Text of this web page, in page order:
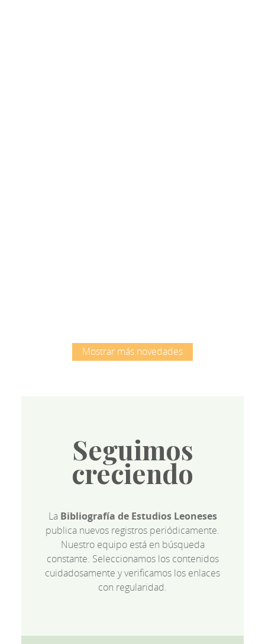
Mostrar más novedades
Seguimos
creciendo
La Bibliografía de Estudios Leoneses
publica nuevos registros periódicamente.
Nuestro equipo está en búsqueda
constante. Seleccionamos los contenidos
cuidadosamente y verificamos los enlaces
con regularidad.